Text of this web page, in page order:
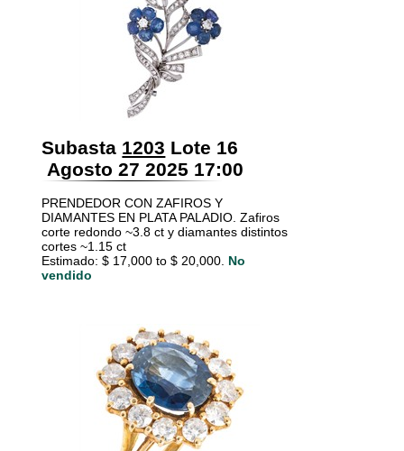
Subasta 1203 Lote 16
Agosto 27 2025 17:00
PRENDEDOR CON ZAFIROS Y
DIAMANTES EN PLATA PALADIO. Zafiros
corte redondo ~3.8 ct y diamantes distintos
cortes ~1.15 ct
Estimado: $ 17,000 to $ 20,000. No
vendido